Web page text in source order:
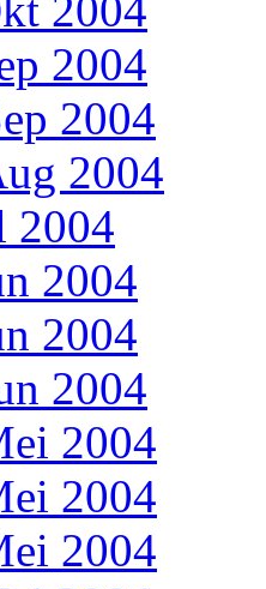
2004
2004
2004
2004
2004
2004
2004
2004
2004
2004